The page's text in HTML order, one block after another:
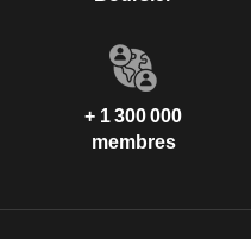
+ 1 300 000
membres